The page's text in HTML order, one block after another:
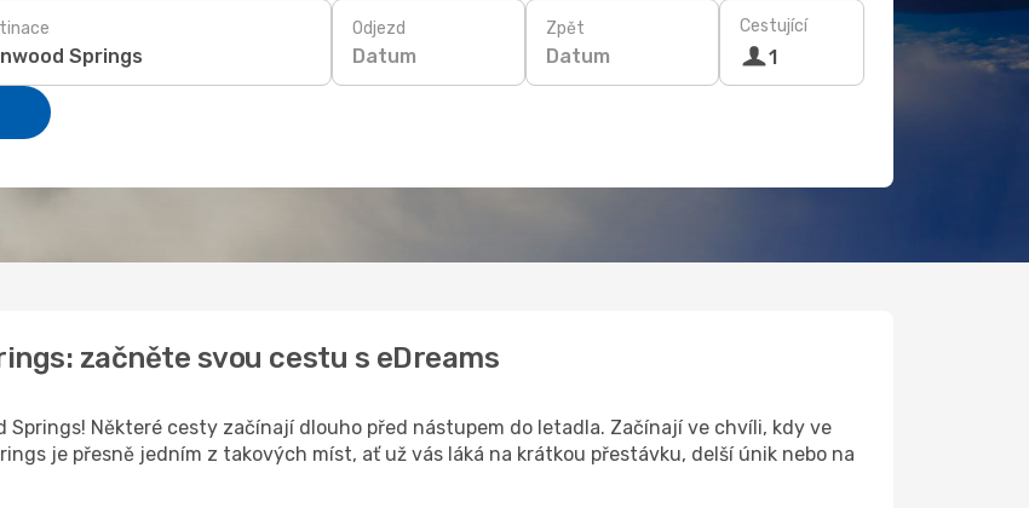
Odjezd
Datum
Zpět
Datum
Cestující
1
začněte svou cestu s eDreams
Některé cesty začínají dlouho před nástupem do letadla. Začínají ve chvíli, kdy ve
je přesně jedním z takových míst, ať už vás láká na krátkou přestávku, delší únik nebo na